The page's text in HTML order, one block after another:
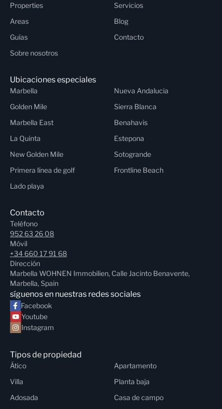
Properties
Servicios
Areas
Blog
Guías
Contacto
Sobre nosotros
Ubicaciones especiales
Marbella
Nueva Andalucia
Golden Mile
Sierra Blanca
Marbella East
Benahavis
La Quinta
Estepona
New Golden Mile
Sotogrande
Primera línea de golf
Frontline Beach
Lado playa
Contacto
Teléfono
952 63 26 08
Móvil
+34 660 17 91 68
Dirección
Marbella WOHNEN Immobilien, Calle Jacinto Benavente,
Marbella, Spain
síguenos en nuestras redes sociales
Facebook
Youtube
Instagram
Tipos de propiedad
Ático
Apartamento
Villa
Planta baja
Adosada
Casa de campo